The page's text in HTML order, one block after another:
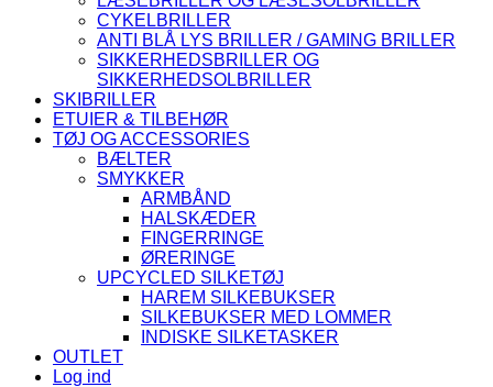
CYKELBRILLER
ANTI BLÅ LYS BRILLER / GAMING BRILLER
SIKKERHEDSBRILLER OG
SIKKERHEDSOLBRILLER
SKIBRILLER
ETUIER & TILBEHØR
TØJ OG ACCESSORIES
BÆLTER
SMYKKER
ARMBÅND
HALSKÆDER
FINGERRINGE
ØRERINGE
UPCYCLED SILKETØJ
HAREM SILKEBUKSER
SILKEBUKSER MED LOMMER
INDISKE SILKETASKER
OUTLET
Log ind